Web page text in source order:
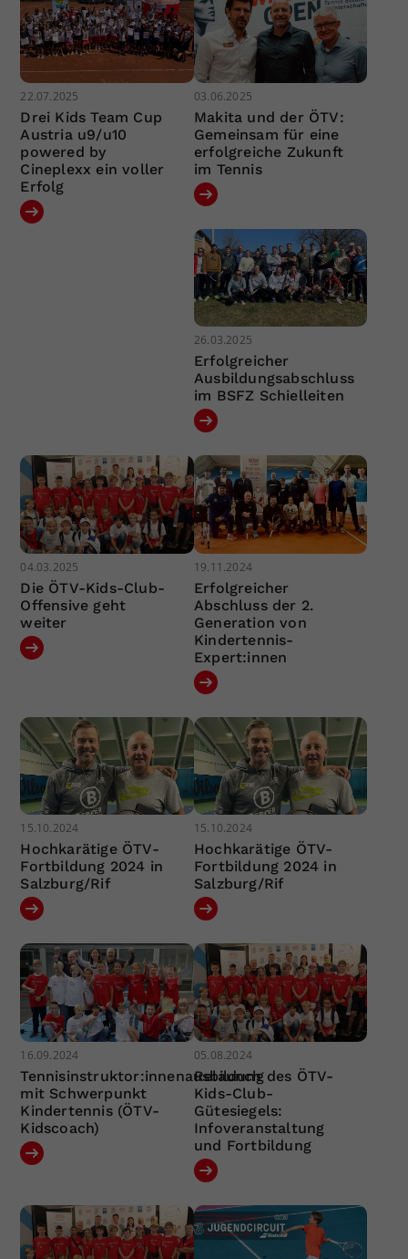
22.07.2025
Drei Kids Team Cup
Austria u9/u10
powered by
Cineplexx ein voller
Erfolg
03.06.2025
Makita und der ÖTV:
Gemeinsam für eine
erfolgreiche Zukunft
im Tennis
26.03.2025
Erfolgreicher
Ausbildungsabschluss
im BSFZ Schielleiten
04.03.2025
Die ÖTV-Kids-Club-
Offensive geht
weiter
19.11.2024
Erfolgreicher
Abschluss der 2.
Generation von
Kindertennis-
Expert:innen
15.10.2024
Hochkarätige ÖTV-
Fortbildung 2024 in
Salzburg/Rif
15.10.2024
Hochkarätige ÖTV-
Fortbildung 2024 in
Salzburg/Rif
16.09.2024
Tennisinstruktor:innenausbildung
mit Schwerpunkt
Kindertennis (ÖTV-
Kidscoach)
05.08.2024
Relaunch des ÖTV-
Kids-Club-
Gütesiegels:
Infoveranstaltung
und Fortbildung